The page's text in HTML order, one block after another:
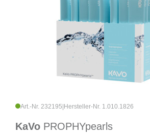
Art.-Nr. 232195 Hersteller-Nr. 1.010.1826
KaVo PROPHYpearls